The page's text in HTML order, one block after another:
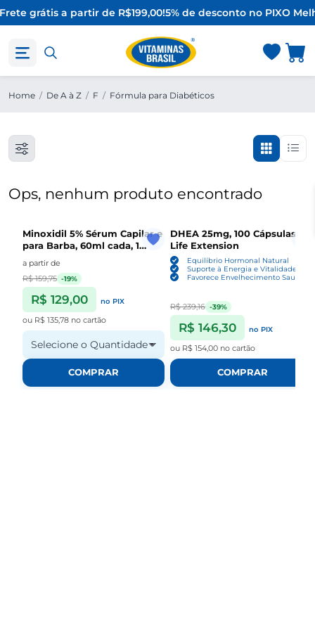
grátis a partir de R$199,00!5% de desconto no PIXO
Home / De A à Z / F / Fórmula para Diabéticos
Ops, nenhum produto encontrado
Minoxidil 5% Sérum Capilar e
para Barba, 60ml cada, 1
Sefralls
a partir de
R$ 159,75 -19%
R$ 129,00 no PIX
ou R$ 135,78 no cartão
Selecione o Quantidade
COMPRAR
DHEA 25mg, 100 Cápsulas ,
Life Extension
Equilíbrio Hormonal Natural
Suporte à Energia e Vitalidade
Favorece Envelhecimento Saudável
R$ 239,16 -39%
R$ 146,30 no PIX
ou R$ 154,00 no cartão
COMPRAR